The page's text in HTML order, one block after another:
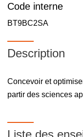
Code interne
BT9BC2SA
Description
Concevoir et
partir des sciences
Liste des